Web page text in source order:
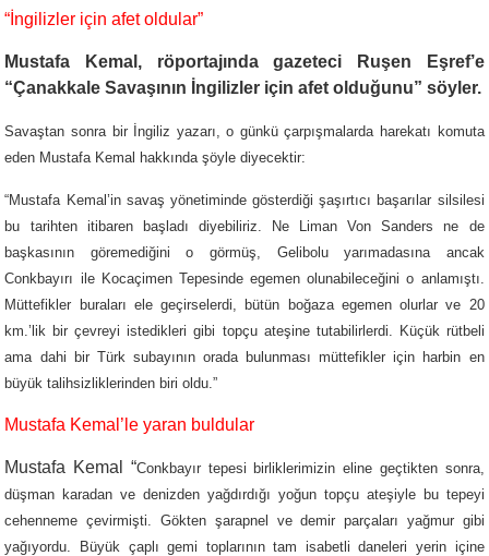
“ İngilizler için afet oldular”
Mustafa Kemal, röportajında gazeteci Ruşen Eşref’e
“Çanakkale Savaşının İngilizler için afet olduğunu” söyler.
Savaştan sonra bir İngiliz yazarı, o günkü çarpışmalarda harekatı komuta
eden Mustafa Kemal hakkında şöyle diyecektir:
“Mustafa Kemal’in savaş yönetiminde gösterdiği şaşırtıcı başarılar silsilesi
bu tarihten itibaren başladı diyebiliriz. Ne Liman Von Sanders ne de
başkasının göremediğini o görmüş, Gelibolu yarımadasına ancak
Conkbayırı ile Kocaçimen Tepesinde egemen olunabileceğini o anlamıştı.
Müttefikler buraları ele geçirselerdi, bütün boğaza egemen olurlar ve 20
km.’lik bir çevreyi istedikleri gibi topçu ateşine tutabilirlerdi. Küçük rütbeli
ama dahi bir Türk subayının orada bulunması müttefikler için harbin en
büyük talihsizliklerinden biri oldu.”
Mustafa Kemal’le yaran buldular
Mustafa Kemal “Conkbayır tepesi birliklerimizin eline geçtikten sonra,
düşman karadan ve denizden yağdırdığı yoğun topçu ateşiyle bu tepeyi
cehenneme çevirmişti. Gökten şarapnel ve demir parçaları yağmur gibi
yağıyordu. Büyük çaplı gemi toplarının tam isabetli daneleri yerin içine